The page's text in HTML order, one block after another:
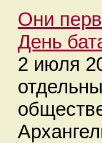
Они
День
2 июля